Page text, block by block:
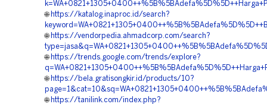
🌐 https://katalog.inaproc.id/search?
🌐 https://vendorpedia.ahmadcorp.com/search?
🌐 https://trends.google.com/trends/explore?
🌐 https://bela.gratisongkir.id/products/10?
🌐 https://tanilink.com/index.php?